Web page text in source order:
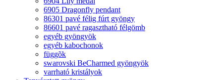
6905 Dragonfly pendant
86301 pavé félig fúrt gyöngy
86601 pavé ragasztható félgömb
egyéb gyöngyök
egyéb kabochonok
függõk
swarovski BeCharmed gyöngyök
varrható kristályok